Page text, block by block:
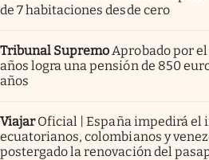
de 7 habitaciones desde cero
Tribunal Supremo Aprobado por
años logra una pensión de 850
años
Viajar Oficial | España impedirá el
ecuatorianos, colombianos y
postergado la renovación del